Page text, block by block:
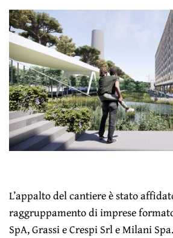
L’appalto del cantiere è stato
raggruppamento di imprese
SpA, Grassi e Crespi Srl e Milani Spa.